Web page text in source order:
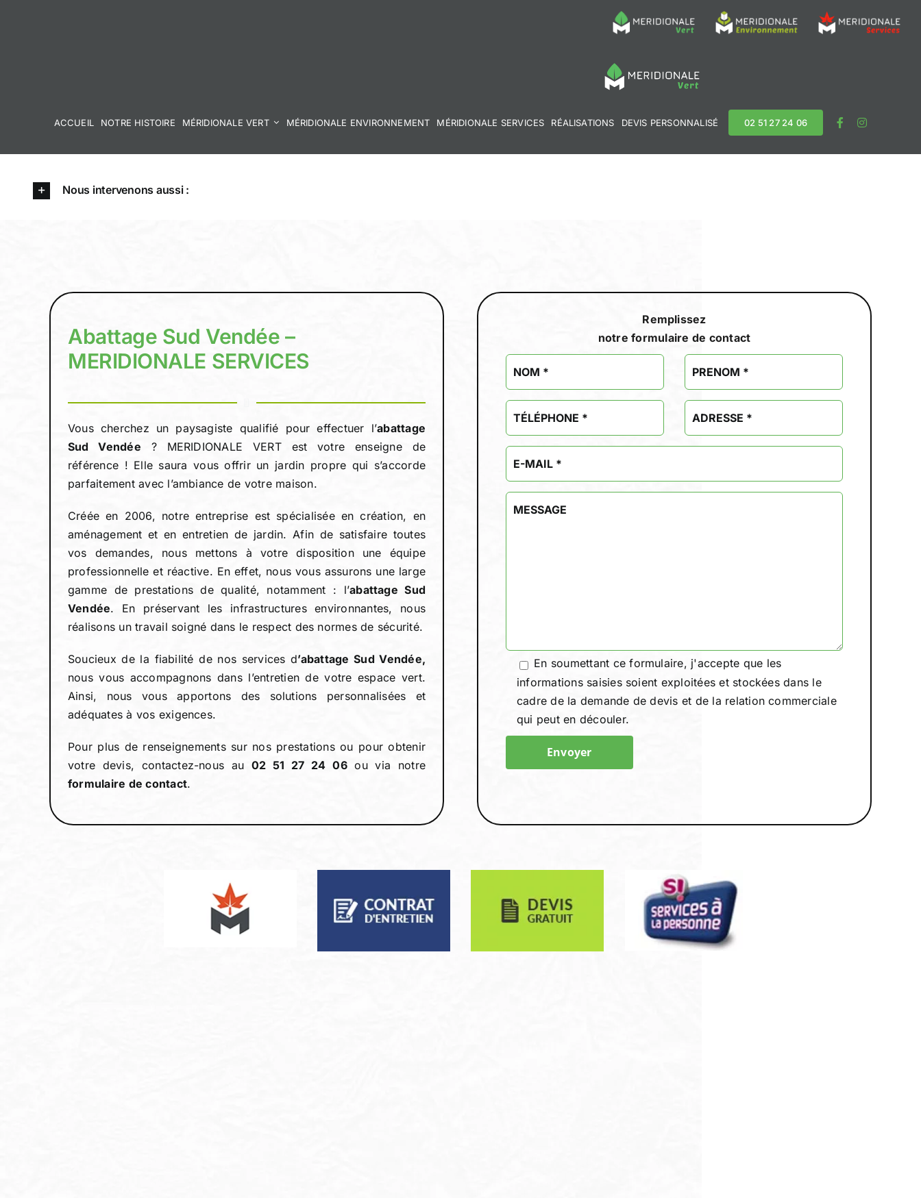
ACCUEIL NOTRE HISTOIRE MÉRIDIONALE VERT MÉRIDIONALE ENVIRONNEMENT MÉRIDIONALE SERVICES RÉALISATIONS DEVIS PERSONNALISÉ 02 51 27 24 06
Nous intervenons aussi :
Abattage Sud Vendée –
MERIDIONALE SERVICES
Vous cherchez un paysagiste qualifié pour effectuer l’abattage
Sud Vendée ? MERIDIONALE VERT est votre enseigne de
référence ! Elle saura vous offrir un jardin propre qui s’accorde
parfaitement avec l’ambiance de votre maison.
Créée en 2006, notre entreprise est spécialisée en création, en
aménagement et en entretien de jardin. Afin de satisfaire toutes
vos demandes, nous mettons à votre disposition une équipe
professionnelle et réactive. En effet, nous vous assurons une large
gamme de prestations de qualité, notamment : l’abattage Sud
Vendée. En préservant les infrastructures environnantes, nous
réalisons un travail soigné dans le respect des normes de sécurité.
Soucieux de la fiabilité de nos services d’abattage Sud Vendée,
nous vous accompagnons dans l’entretien de votre espace vert.
Ainsi, nous vous apportons des solutions personnalisées et
adéquates à vos exigences.
Pour plus de renseignements sur nos prestations ou pour obtenir
votre devis, contactez-nous au 02 51 27 24 06ou via notre
formulaire de contact.
Remplissez
notre formulaire de contact
En soumettant ce formulaire, j'accepte que les
informations saisies soient exploitées et stockées dans le
cadre de la demande de devis et de la relation commerciale
qui peut en découler.